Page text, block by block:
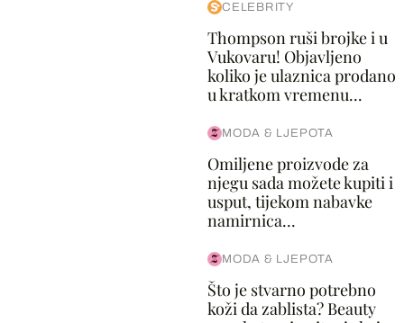
CELEBRITY
Thompson ruši brojke i u
Vukovaru! Objavljeno
koliko je ulaznica prodano
u kratkom vremenu...
MODA & LJEPOTA
Omiljene proizvode za
njegu sada možete kupiti i
usput, tijekom nabavke
namirnica...
MODA & LJEPOTA
Što je stvarno potrebno
koži da zablista? Beauty